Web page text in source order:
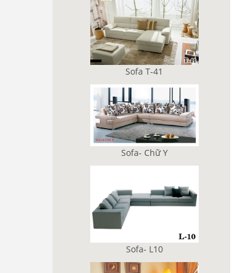
Sofa T-41
Sofa- Chữ Y
Sofa- L10